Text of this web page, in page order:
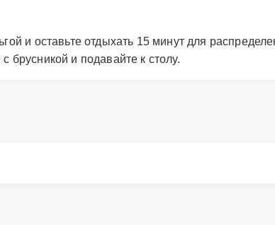
и оставьте отдыхать 15 минут для
брусникой и подавайте к столу.